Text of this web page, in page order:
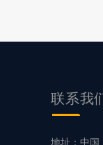
联系我
地址：中国